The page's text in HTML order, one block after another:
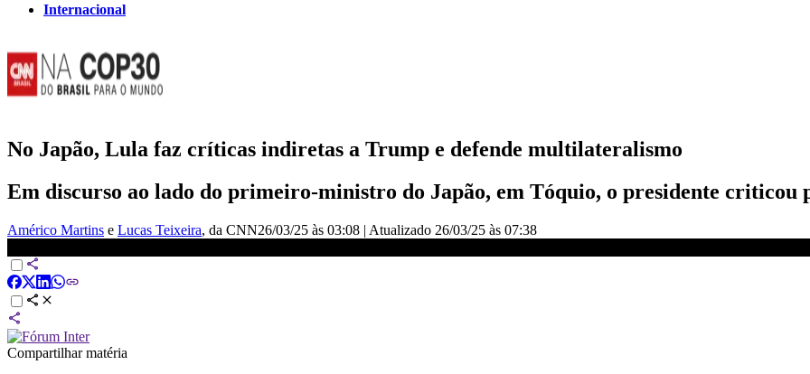
Internacional
No Japão, Lula faz críticas indiretas a Trump e defende multilateralismo
Em discurso ao lado do primeiro-ministro do Japão, em Tóquio, o presidente criticou
Américo Martins e Lucas Teixeira, da CNN26/03/25 às 03:08 | Atualizado 26/03/25 às 07:38
Compartilhar matéria